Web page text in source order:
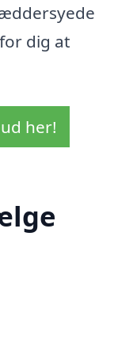
dig at
her!